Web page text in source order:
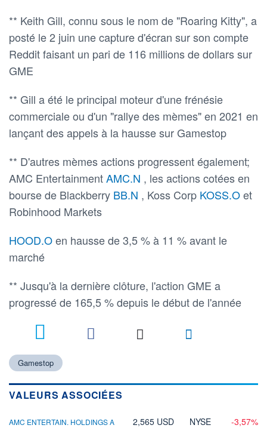
** Keith Gill, connu sous le nom de "Roaring Kitty", a
posté le 2 juin une capture d'écran sur son compte
Reddit faisant un pari de 116 millions de dollars sur
GME
** Gill a été le principal moteur d'une frénésie
commerciale ou d'un "rallye des mèmes" en 2021 en
lançant des appels à la hausse sur Gamestop
** D'autres mèmes actions progressent également;
AMC EntertainmentAMC.N , les actions cotées en
bourse de Blackberry BB.N , Koss Corp KOSS.Oet
Robinhood Markets
HOOD.Oen hausse de 3,5 % à 11 % avant le
marché
** Jusqu'à la dernière clôture, l'action GME a
progressé de 165,5 % depuis le début de l'année
Gamestop
VALEURS ASSOCIÉES
AMC ENTERTAIN. HOLDINGS A 2,565 USD NYSE -3,57%